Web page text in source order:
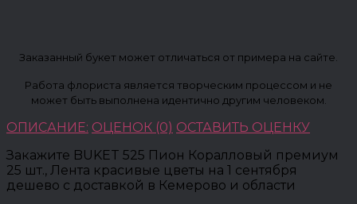
Заказанный букет может отличаться от примера на сайте.
Работа флориста является творческим процессом и не
может быть выполнена идентично другим человеком.
ОПИСАНИЕ: ОЦЕНОК (0) ОСТАВИТЬ ОЦЕНКУ
Закажите BUKET 525 Пион Коралловый премиум
25 шт., Лента красивые цветы на 1 сентября
дешево с доставкой в Кемерово и области